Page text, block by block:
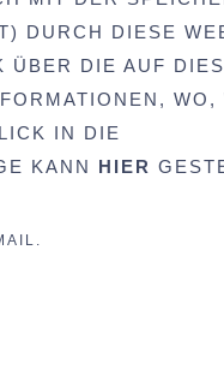
DURCH DIESE
DIE AUF
WO,
IN DIE
KANN HIER